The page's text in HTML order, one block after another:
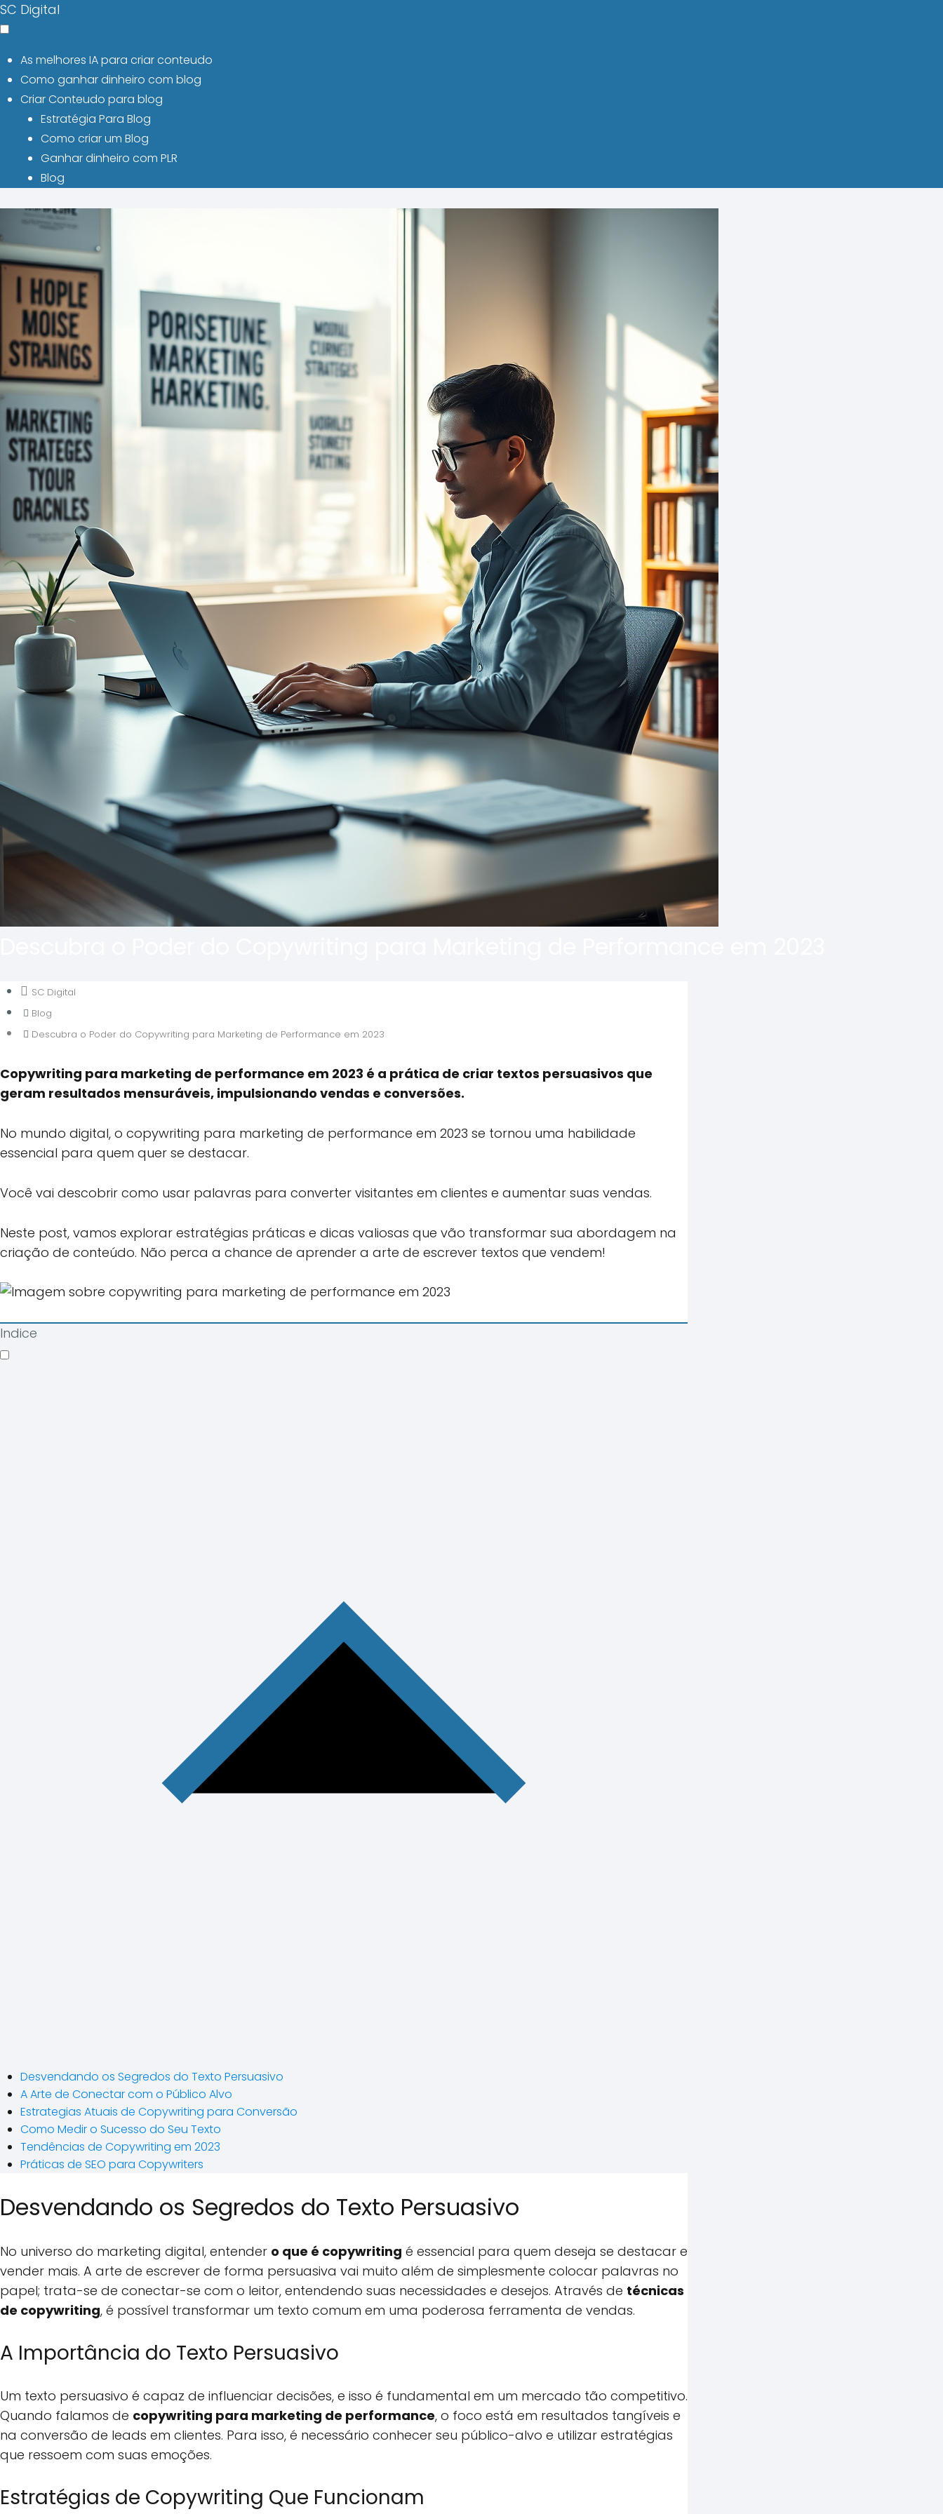
SC Digital
As melhores IA para criar conteudo
Como ganhar dinheiro com blog
Criar Conteudo para blog
Estratégia Para Blog
Como criar um Blog
Ganhar dinheiro com PLR
Blog
SC Digital
Blog
Descubra o Poder do Copywriting para Marketing de Performance em 2023
Copywriting para marketing de performance em 2023 é a prática de criar textos persuasivos que
geram resultados mensuráveis, impulsionando vendas e conversões.
No mundo digital, o copywriting para marketing de performance em 2023 se tornou uma habilidade
essencial para quem quer se destacar.
Você vai descobrir como usar palavras para converter visitantes em clientes e aumentar suas vendas.
Neste post, vamos explorar estratégias práticas e dicas valiosas que vão transformar sua abordagem na
criação de conteúdo. Não perca a chance de aprender a arte de escrever textos que vendem!
Indice
Desvendando os Segredos do Texto Persuasivo
A Arte de Conectar com o Público Alvo
Estrategias Atuais de Copywriting para Conversão
Como Medir o Sucesso do Seu Texto
Tendências de Copywriting em 2023
Práticas de SEO para Copywriters
Desvendando os Segredos do Texto Persuasivo
No universo do marketing digital, entender o que é copywriting é essencial para quem deseja se destacar e
vender mais. A arte de escrever de forma persuasiva vai muito além de simplesmente colocar palavras no
papel; trata-se de conectar-se com o leitor, entendendo suas necessidades e desejos. Através de técnicas
de copywriting, é possível transformar um texto comum em uma poderosa ferramenta de vendas.
A Importância do Texto Persuasivo
Um texto persuasivo é capaz de influenciar decisões, e isso é fundamental em um mercado tão competitivo.
Quando falamos de copywriting para marketing de performance, o foco está em resultados tangíveis e
na conversão de leads em clientes. Para isso, é necessário conhecer seu público-alvo e utilizar estratégias
que ressoem com suas emoções.
Estratégias de Copywriting Que Funcionam